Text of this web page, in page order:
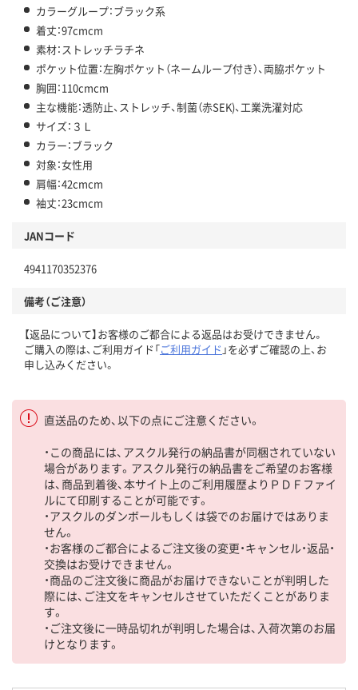
カラーグループ：ブラック系
着丈：97cmcm
素材：ストレッチラチネ
ポケット位置：左胸ポケット（ネームループ付き）、両脇ポケット
胸囲：110cmcm
主な機能：透防止、ストレッチ、制菌（赤SEK)、工業洗濯対応
サイズ：３Ｌ
カラー：ブラック
対象：女性用
肩幅：42cmcm
袖丈：23cmcm
JANコード
4941170352376
備考（ご注意）
【返品について】お客様のご都合による返品はお受けできません。
ご購入の際は、ご利用ガイド「ご利用ガイド 」を必ずご確認の上、お
申し込みください。
直送品のため、以下の点にご注意ください。
・この商品には、アスクル発行の納品書が同梱されていない
場合があります。アスクル発行の納品書をご希望のお客様
は、商品到着後、本サイト上のご利用履歴よりＰＤＦファイ
ルにて印刷することが可能です。
・アスクルのダンボールもしくは袋でのお届けではありま
せん。
・お客様のご都合によるご注文後の変更・キャンセル・返品・
交換はお受けできません。
・商品のご注文後に商品がお届けできないことが判明した
際には、ご注文をキャンセルさせていただくことがありま
す。
・ご注文後に一時品切れが判明した場合は、入荷次第のお届
けとなります。